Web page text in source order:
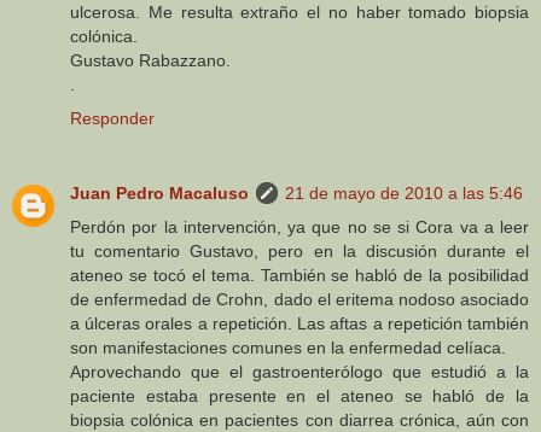
ulcerosa. Me resulta extraño el no haber tomado biopsia
colónica.
Gustavo Rabazzano.
.
Responder
Juan Pedro Macaluso
21 de mayo de 2010 a las 5:46
Perdón por la intervención, ya que no se si Cora va a leer
tu comentario Gustavo, pero en la discusión durante el
ateneo se tocó el tema. También se habló de la posibilidad
de enfermedad de Crohn, dado el eritema nodoso asociado
a úlceras orales a repetición. Las aftas a repetición también
son manifestaciones comunes en la enfermedad celíaca.
Aprovechando que el gastroenterólogo que estudió a la
paciente estaba presente en el ateneo se habló de la
biopsia colónica en pacientes con diarrea crónica, aún con